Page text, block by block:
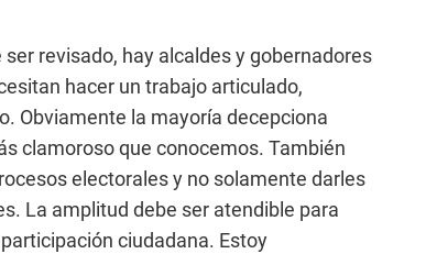
revisado, hay alcaldes y gobernadores
hacer un trabajo articulado,
Obviamente la mayoría decepciona
clamoroso que conocemos. También
electorales y no solamente darles
La amplitud debe ser atendible para
ciudadana. Estoy